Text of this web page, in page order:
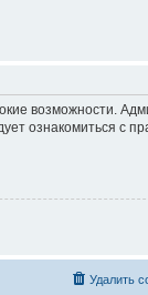
возможности.
ознакомиться с
Удалить